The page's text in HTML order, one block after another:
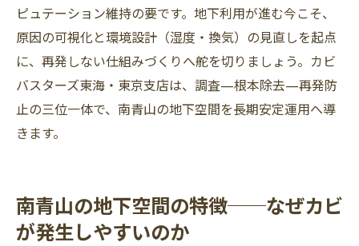
ピュテーション維持の要です。地下利用が進む今こそ、
原因の可視化と環境設計（湿度・換気）の見直しを起点
に、再発しない仕組みづくりへ舵を切りましょう。カビ
バスターズ東海・東京支店は、調査—根本除去—再発防
止の三位一体で、南青山の地下空間を長期安定運用へ導
きます。
南青山の地下空間の特徴──なぜカビ
が発生しやすいのか